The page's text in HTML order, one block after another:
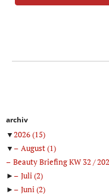
archiv
▼2026(15)
▼
August(1)
Beauty Briefing KW 32 /
►
Juli(2)
►
Juni(2)